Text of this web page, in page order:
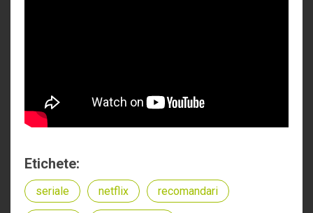
Etichete:
seriale netflix recomandari